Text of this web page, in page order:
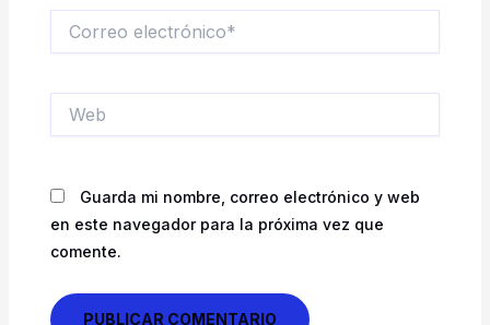
electrónico*
Guarda mi nombre, correo electrónico y web
en este navegador para la próxima vez que
comente.